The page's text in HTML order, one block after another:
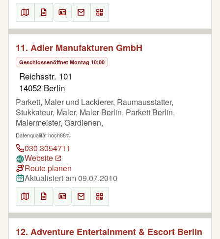
11. Adler Manufakturen GmbH
Geschlossenöffnet Montag 10:00
Reichsstr. 101
14052 Berlin
Parkett, Maler und Lackierer, Raumausstatter,
Stukkateur, Maler, Maler Berlin, Parkett Berlin,
Malermeister, Gardienen,
Datenqualität hoch88%
030 3054711
Website
Route planen
Aktualisiert am 09.07.2010
12. Adventure Entertainment & Escort Berlin